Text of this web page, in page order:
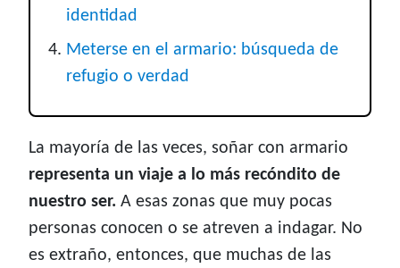
identidad
Meterse en el armario: búsqueda de
refugio o verdad
La mayoría de las veces, soñar con armario
representa un viaje a lo más recóndito de
nuestro ser. A esas zonas que muy pocas
personas conocen o se atreven a indagar. No
es extraño, entonces, que muchas de las